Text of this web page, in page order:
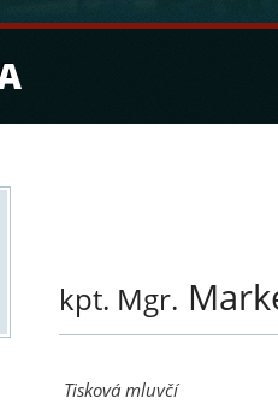
kpt. Mgr.
Tisková mluvčí